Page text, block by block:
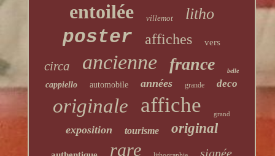
entoilée villemot litho
poster affiches vers
circa ancienne france belle
cappiello automobile années grande deco
originale affiche grand
exposition tourisme original
rare signée